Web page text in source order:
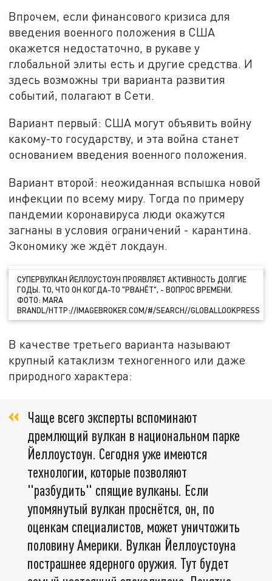
Впрочем, если финансового кризиса для
введения военного положения в США
окажется недостаточно, в рукаве у
глобальной элиты есть и другие средства. И
здесь возможны три варианта развития
событий, полагают в Сети.
Вариант первый: США могут объявить войну
какому-то государству, и эта война станет
основанием введения военного положения.
Вариант второй: неожиданная вспышка новой
инфекции по всему миру. Тогда по примеру
пандемии коронавируса люди окажутся
загнаны в условия ограничений - карантина.
Экономику же ждёт локдаун.
СУПЕРВУЛКАН ЙЕЛЛОУСТОУН ПРОЯВЛЯЕТ АКТИВНОСТЬ ДОЛГИЕ
ГОДЫ. ТО, ЧТО ОН КОГДА-ТО "РВАНЁТ", - ВОПРОС ВРЕМЕНИ.
ФОТО: MARA
BRANDL/HTTP://IMAGEBROKER.COM/#/SEARCH//GLOBALLOOKPRESS
В качестве третьего варианта называют
крупный катаклизм техногенного или даже
природного характера:
Чаще всего эксперты вспоминают
дремлющий вулкан в национальном парке
Йеллоустоун. Сегодня уже имеются
технологии, которые позволяют
"разбудить" спящие вулканы. Если
упомянутый вулкан проснётся, он, по
оценкам специалистов, может уничтожить
половину Америки. Вулкан Йеллоустоуна
пострашнее ядерного оружия. Тут будет